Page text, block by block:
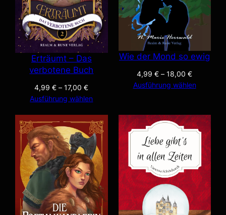
Erträumt – Das
verbotene Buch
4,99€ –17,00€
Ausführung wählen
Wie der Mond so ewig
4,99€ –18,00€
Ausführung wählen